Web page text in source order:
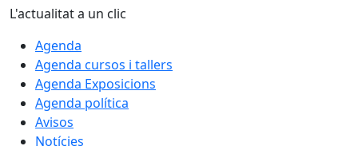
L'actualitat a un clic
Agenda
Agenda cursos i tallers
Agenda Exposicions
Agenda política
Avisos
Notícies